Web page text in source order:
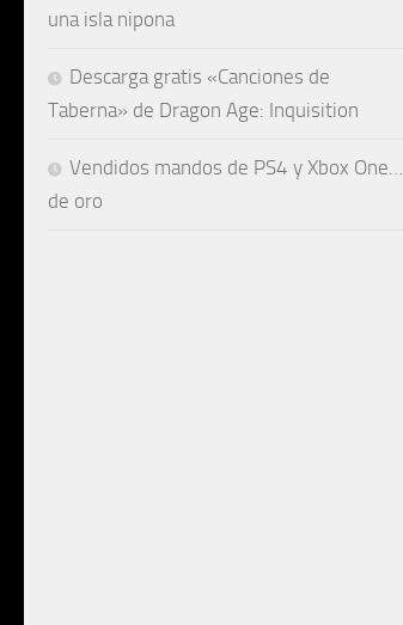
una isla nipona
Descarga gratis «Canciones de
Taberna» de Dragon Age: Inquisition
Vendidos mandos de PS4 y Xbox One…
de oro